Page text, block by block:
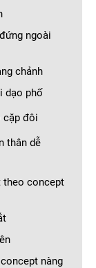
ngoài
chảnh
dạo phố
cặp đôi
thân dễ
theo concept
nàng